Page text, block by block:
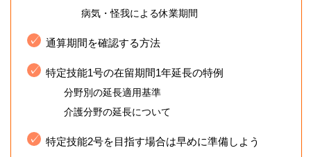
病気・怪我による休業期間
通算期間を確認する方法
特定技能1号の在留期間1年延長の特例
分野別の延長適用基準
介護分野の延長について
特定技能2号を目指す場合は早めに準備しよう